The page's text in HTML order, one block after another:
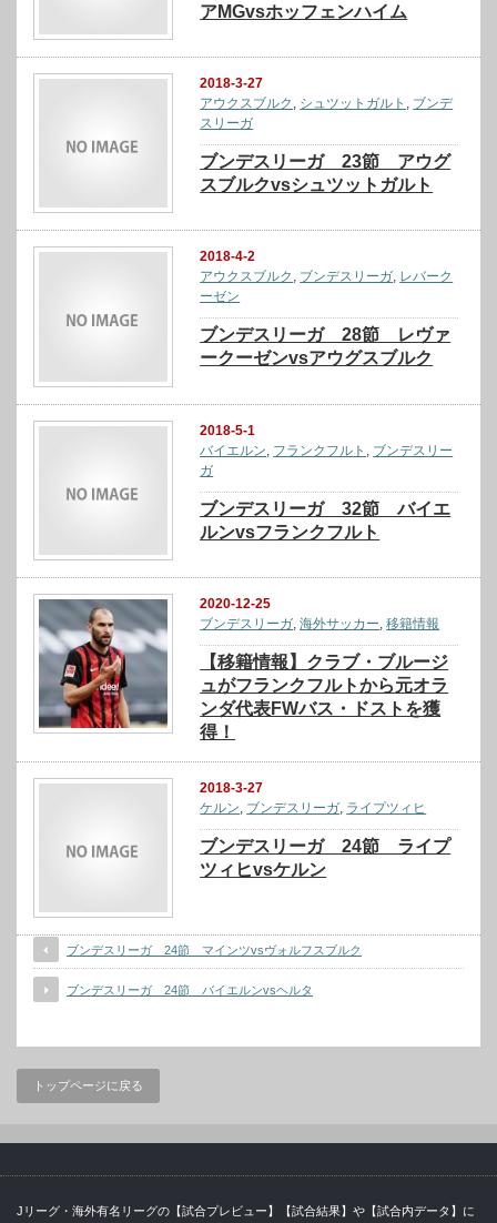
アMGvsホッフェンハイム
2018-3-27
アウクスブルク , シュツットガルト , ブンデ
スリーガ
ブンデスリーガ 23節 アウグ
スブルクvsシュツットガルト
2018-4-2
アウクスブルク , ブンデスリーガ, レバーク
ーゼン
ブンデスリーガ 28節 レヴァ
ークーゼンvsアウグスブルク
2018-5-1
バイエルン フランクフルト
ブンデスリー
ガ
ブンデスリーガ 32節 バイエ
ルンvsフランクフルト
2020-12-25
ブンデスリーガ,海外サッカー,移籍情報
【移籍情報】クラブ・ブルージ
ュがフランクフルトから元オラ
ンダ代表FWバス・ドストを獲
得！
2018-3-27
ケルン, ブンデスリーガ, ライプツィヒ
ブンデスリーガ 24節 ライプ
ツィヒvsケルン
ブンデスリーガ 24節 マインツvsヴォルフスブルク
ブンデスリーガ 24節 バイエルンvsヘルタ
トップページに戻る
Jリーグ・海外有名リーグの【試合プレビュー】【試合結果】や【試合内データ】に